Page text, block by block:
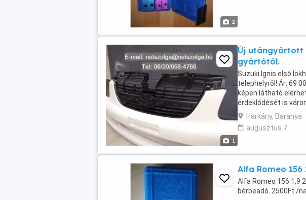
2
1
Új utángyártott
gyártótól.
Suzuki Ignis első
telephelyről! Ár: 69
képen látható
érdeklődését is
Harkány, Baranya
augusztus 7
Alfa Romeo
Alfa Romeo 156 1,9
bérbeadó. 2500Ft /